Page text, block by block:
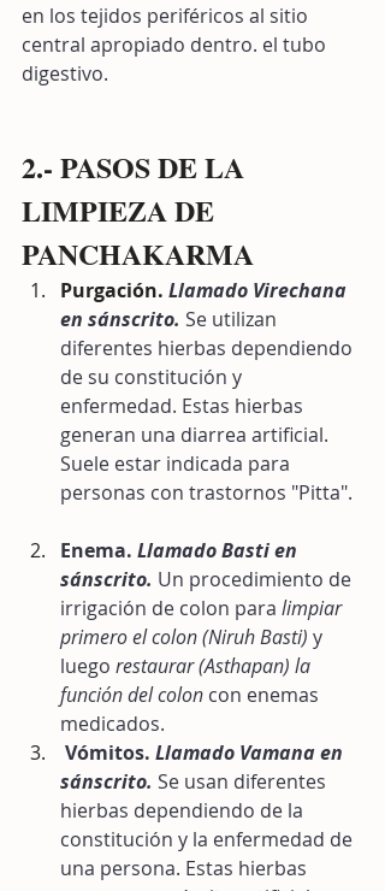
en los tejidos periféricos al sitio
central apropiado dentro. el tubo
digestivo.
2.- PASOS DE LA
LIMPIEZA DE
PANCHAKARMA
Purgación. Llamado Virechana
en sánscrito. Se utilizan
diferentes hierbas dependiendo
de su constitución y
enfermedad. Estas hierbas
generan una diarrea artificial.
Suele estar indicada para
personas con trastornos "Pitta".
Enema. Llamado Basti en
sánscrito. Un procedimiento de
irrigación de colon para limpiar
primero el colon (Niruh Basti) y
luego restaurar (Asthapan) la
función del colon con enemas
medicados.
Vómitos. Llamado Vamana en
sánscrito. Se usan diferentes
hierbas dependiendo de la
constitución y la enfermedad de
una persona. Estas hierbas